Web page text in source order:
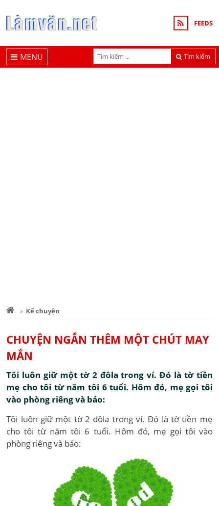
FEEDS
Tìm kiếm
MENU
Kể chuyện
CHUYỆN NGẮN THÊM MỘT CHÚT MAY
MẮN
Tôi luôn giữ một tờ 2 đôla trong ví. Đó là tờ tiền
mẹ cho tôi từ năm tôi 6 tuổi. Hôm đó, mẹ gọi tôi
vào phòng riêng và bảo:
Tôi luôn giữ một tờ 2 đôla trong ví. Đó là tờ tiền mẹ
cho tôi từ năm tôi 6 tuổi. Hôm đó, mẹ gọi tôi vào
phòng riêng và bảo: